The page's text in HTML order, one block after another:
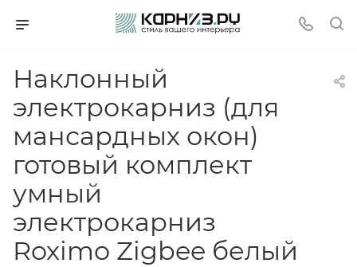
Наклонный
электрокарниз (для
мансардных окон)
готовый комплект
умный
электрокарниз
Roximo Zigbee белый